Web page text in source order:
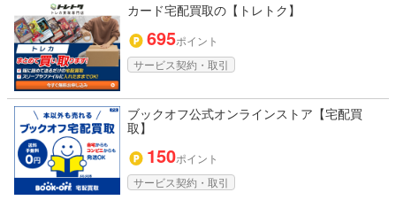
カード宅配買取の【トレトク】
695ポイント
サービス契約・取引
ブックオフ公式オンラインストア【宅配買
取】
150ポイント
サービス契約・取引